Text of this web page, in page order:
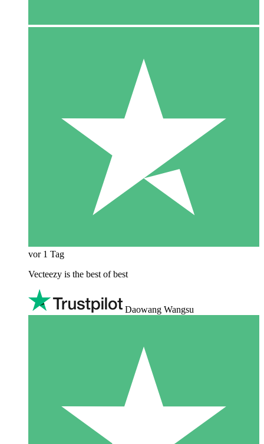
vor 1 Tag
Vecteezy is the best of best
Daowang Wangsu